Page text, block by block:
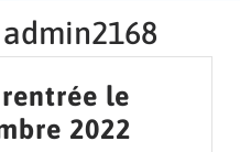
Button
admin2168
le
2022